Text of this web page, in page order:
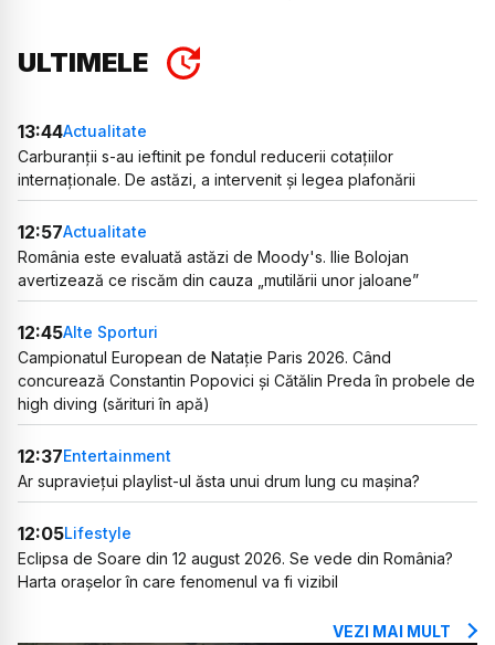
ULTIMELE
13:44Actualitate
Carburanții s-au ieftinit pe fondul reducerii cotațiilor
internaționale. De astăzi, a intervenit și legea plafonării
12:57Actualitate
România este evaluată astăzi de Moody's. Ilie Bolojan
avertizează ce riscăm din cauza „mutilării unor jaloane”
12:45Alte Sporturi
Campionatul European de Natație Paris 2026. Când
concurează Constantin Popovici și Cătălin Preda în probele de
high diving (sărituri în apă)
12:37Entertainment
Ar supraviețui playlist-ul ăsta unui drum lung cu mașina?
12:05Lifestyle
Eclipsa de Soare din 12 august 2026. Se vede din România?
Harta orașelor în care fenomenul va fi vizibil
VEZI MAI MULT